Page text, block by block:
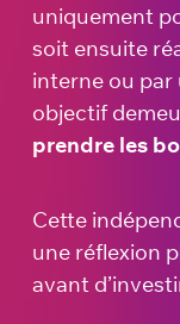
uniquement
soit ensuite
interne ou
objectif
prendre les
Cette
une réflexion
avant